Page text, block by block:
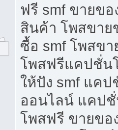
ฟรี smf ขายข
สินค้า โพสขาย
ซื้อ smf โพสข
โพสฟรีแคปชั่น
ให้ปัง smf แค
ออนไลน์ แคป
โพสฟรี ขายขอ